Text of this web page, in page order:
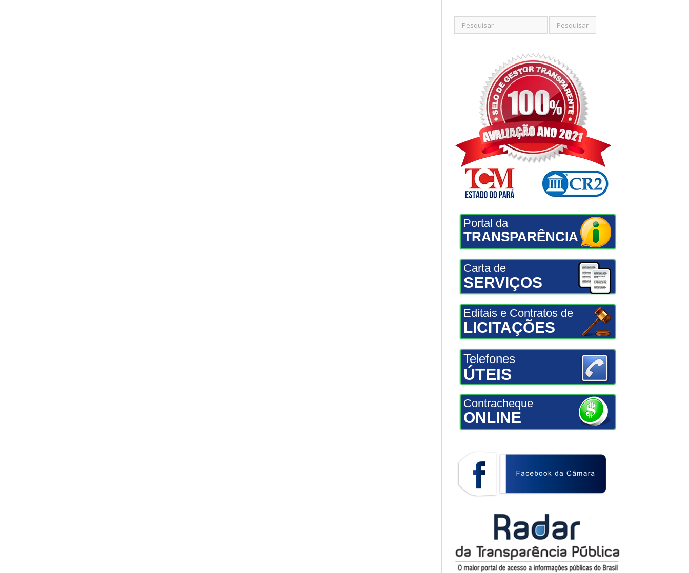
Portal da
TRANSPARÊNCIA
Carta de
SERVIÇOS
Editais e Contratos de
LICITAÇÕES
Telefones
ÚTEIS
Contracheque
ONLINE